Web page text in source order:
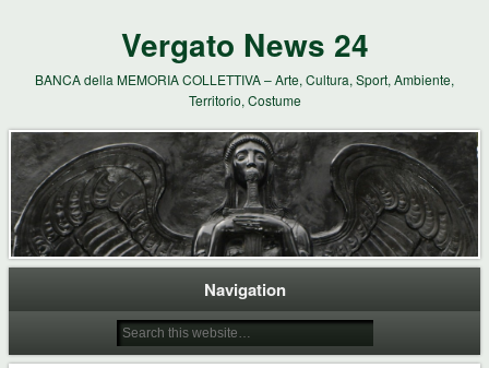
Vergato News 24
BANCA della MEMORIA COLLETTIVA – Arte, Cultura, Sport, Ambiente,
Territorio, Costume
Navigation